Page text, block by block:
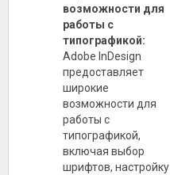
возможности для
работы с
типографикой:
Adobe InDesign
предоставляет
широкие
возможности для
работы с
типографикой,
включая выбор
шрифтов, настройку